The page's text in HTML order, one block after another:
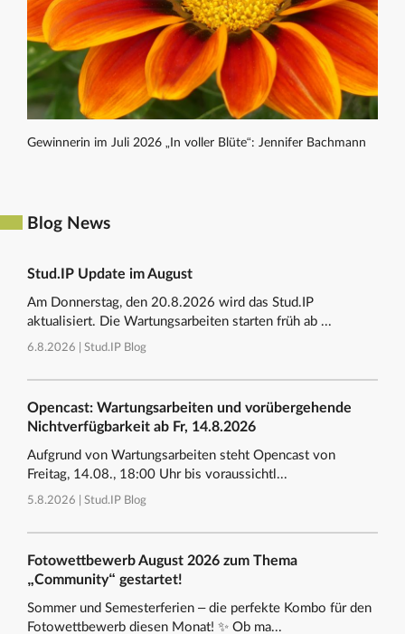
Gewinnerin im Juli 2026 „In voller Blüte“: Jennifer Bachmann
Blog News
Stud.IP Update im August
Am Donnerstag, den 20.8.2026 wird das Stud.IP
aktualisiert. Die Wartungsarbeiten starten früh ab ...
6.8.2026 | Stud.IP Blog
Opencast: Wartungsarbeiten und vorübergehende
Nichtverfügbarkeit ab Fr, 14.8.2026
Aufgrund von Wartungsarbeiten steht Opencast von
Freitag, 14.08., 18:00 Uhr bis voraussichtl...
5.8.2026 | Stud.IP Blog
Fotowettbewerb August 2026 zum Thema
„Community“ gestartet!
Sommer und Semesterferien – die perfekte Kombo für den
Fotowettbewerb diesen Monat! ✨ Ob ma...